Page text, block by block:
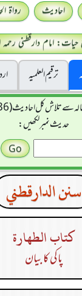
احادیث
رواۃ
حیات: امام دارقطنی رحمہ
ترقیم العلمیہ
سے تلاش کل احادیث (4836)
حدیث نمبر لکھیں:
سنن الدارقطني
كتاب الطهارة
پاکی کا بیان